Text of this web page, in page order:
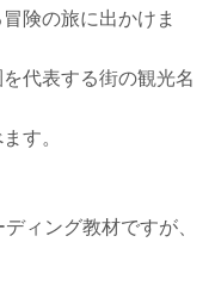
険の旅に出かけま
代表する街の観光名
す。
ィング教材ですが、